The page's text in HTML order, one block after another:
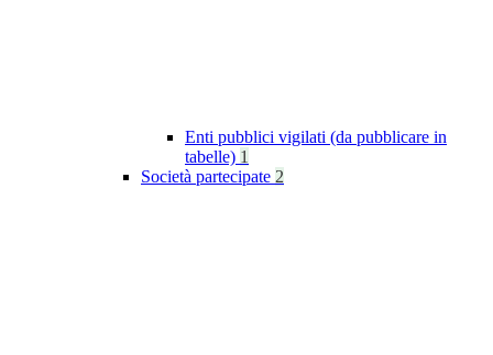
Enti pubblici vigilati (da pubblicare in
tabelle) 1
Società partecipate 2